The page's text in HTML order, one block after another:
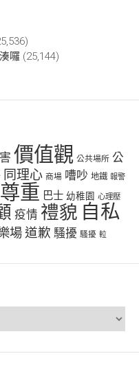
囉 (25,144)
價值觀 公共場所 公
同理心 商場 嘈吵 地鐵 報警
尊重 巴士 幼稚園 心理壓
疫情 禮貌 自私
場道歉 騷擾 騷擾 𨋢